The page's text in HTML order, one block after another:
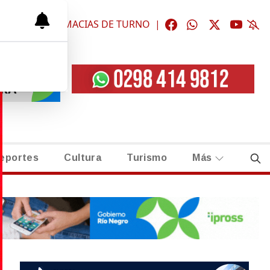
| FARMACIAS DE TURNO |
Cultura Turismo Más